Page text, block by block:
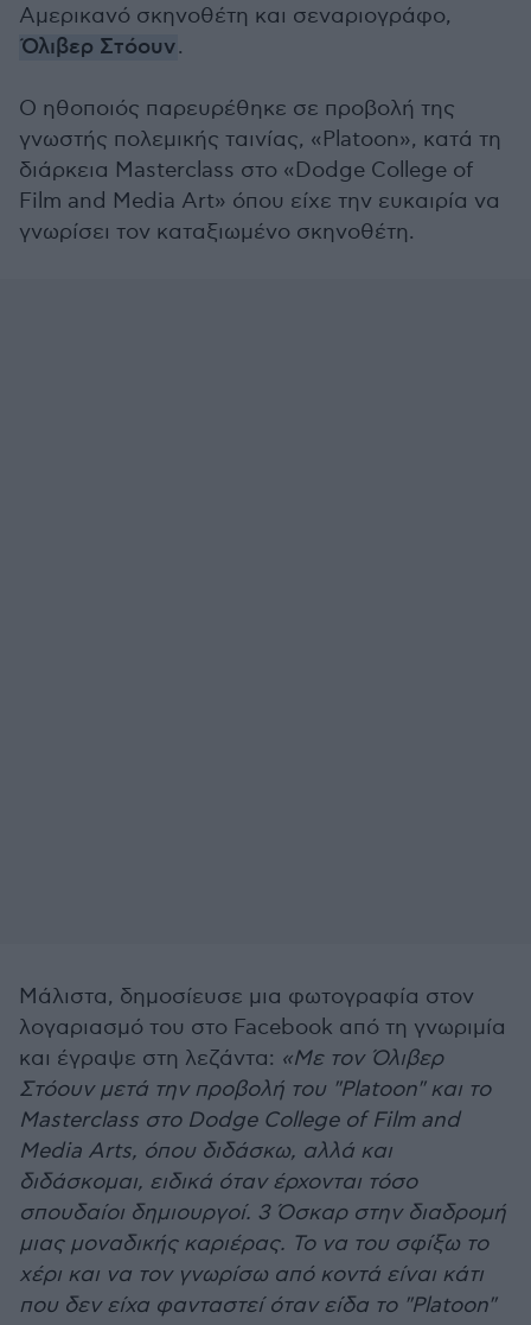
Αμερικανό σκηνοθέτη και σεναριογράφο,
Όλιβερ Στόουν.
Ο ηθοποιός παρευρέθηκε σε προβολή της
γνωστής πολεμικής ταινίας, «Platoon», κατά τη
διάρκεια Masterclass στο «Dodge College of
Film and Media Art» όπου είχε την ευκαιρία να
γνωρίσει τον καταξιωμένο σκηνοθέτη.
Μάλιστα, δημοσίευσε μια φωτογραφία στον
λογαριασμό του στο Facebook από τη γνωριμία
και έγραψε στη λεζάντα: «Με τον Όλιβερ
Στόουν μετά την προβολή του "Platoon" και το
Masterclass στο Dodge College of Film and
Media Arts, όπου διδάσκω, αλλά και
διδάσκομαι, ειδικά όταν έρχονται τόσο
σπουδαίοι δημιουργοί. 3 Όσκαρ στην διαδρομή
μιας μοναδικής καριέρας. Το να του σφίξω το
χέρι και να τον γνωρίσω από κοντά είναι κάτι
που δεν είχα φανταστεί όταν είδα το "Platoon"